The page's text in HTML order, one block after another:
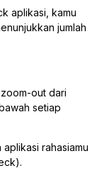
aplikasi, kamu
jumlah
zoom-out dari
setiap
rahasiamu